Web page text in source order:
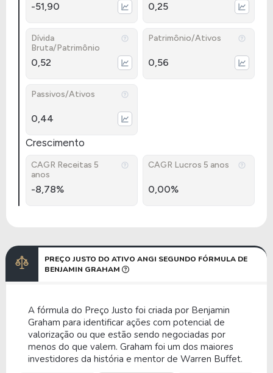
-51,90 0,25
Dívida
Bruta/Patrimônio
0,52
Patrimônio/Ativos
0,56
Passivos/Ativos
0,44
Crescimento
CAGR Receitas 5
anos
-8,78%
CAGR Lucros 5 anos
0,00%
PREÇO JUSTO DO ATIVO ANGI SEGUNDO FÓRMULA DE
BENJAMIN GRAHAM
A fórmula do Preço Justo foi criada por Benjamin
Graham para identificar ações com potencial de
valorização ou que estão sendo negociadas por
menos do que valem. Graham foi um dos maiores
investidores da história e mentor de Warren Buffet.